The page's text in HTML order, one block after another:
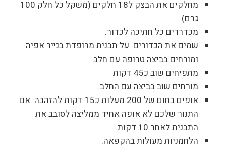
מחלקים את הבצק ל18 חלקים (משקל כל חלק 100
גרם)
מכדררים כל חתיכה לכדור.
שמים את הכדורים על תבנית מרופדת בנייר אפיה
ומורחים בביצה טרופה עם חלב
מתפיחים שוב כ45 דקות
מורחים שוב בביצה עם החלב.
אופים בחום של 200 מעלות כ15 דקות להזהבה. אם
התנור שלכם לא אופה אחיד ממליצה לסובב את
התבנית לאחר 10 דקות.
הלחמניות מעולות בהקפאה.